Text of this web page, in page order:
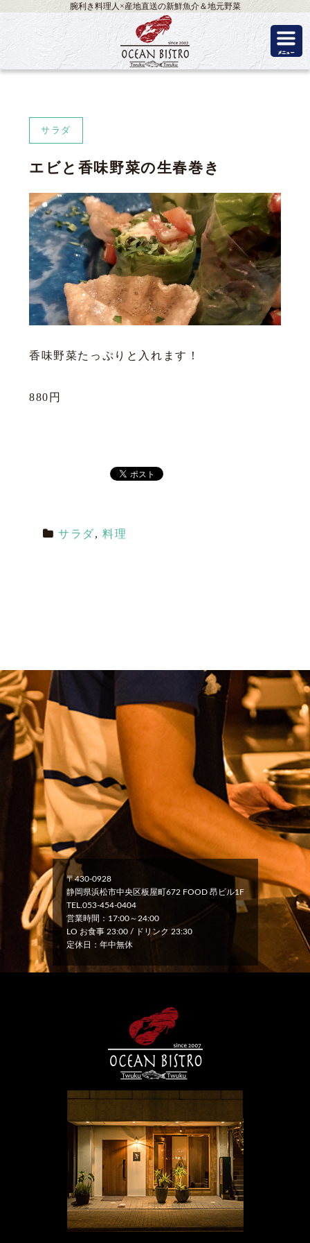
腕利き料理人×産地直送の新鮮魚介＆地元野菜
サラダ
エビと香味野菜の生春巻き
香味野菜たっぷりと入れます！
880円
サラダ,料理
〒430-0928
静岡県浜松市中央区板屋町672 FOOD 昂ビル1F
TEL.053-454-0404
営業時間：17:00～24:00
LO お食事 23:00 / ドリンク 23:30
定休日：年中無休